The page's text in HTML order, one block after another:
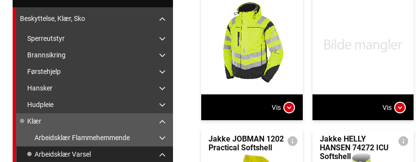
Beskyttelse, Klær, Sko
Sperreutstyr
Brannsikring
Førstehjelp
Hansker
Hudpleie
Klær
Arbeidsklær Flammehemmende
Arbeidsklær Varsel
Vis Vis
Jakke JOBMAN 1202
Practical Softshell
Jakke HELLY
HANSEN 74272 ICU
Softshell